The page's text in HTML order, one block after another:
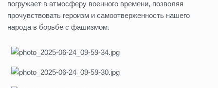
погружает в атмосферу военного времени, позволяя
прочувствовать героизм и самоотверженность нашего
народа в борьбе с фашизмом.